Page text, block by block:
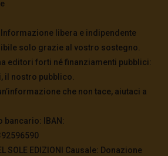
Informazione libera e indipendente
solo grazie al vostro sostegno.
editori forti né finanziamenti pubblici:
il nostro pubblico.
che non tace, aiutaci a
bancario: IBAN:
SOLE EDIZIONI Causale: Donazione